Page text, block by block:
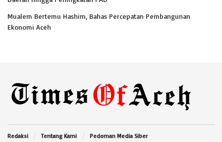
Mualem Bertemu Hashim, Bahas Percepatan Pembangunan
Ekonomi Aceh
Redaksi Tentang Kami Pedoman Media Siber